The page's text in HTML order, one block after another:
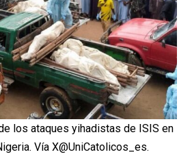
los ataques yihadistas de ISIS en
Vía X@UniCatolicos_es.